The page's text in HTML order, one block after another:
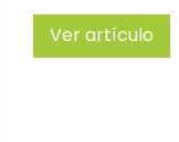
Ver artículo